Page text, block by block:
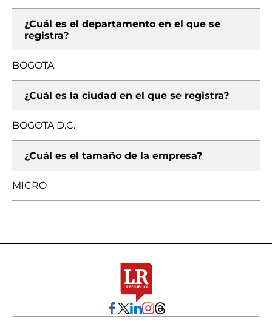
¿Cuál es el departamento en el que se
registra?
BOGOTA
¿Cuál es la ciudad en el que se registra?
BOGOTA D.C.
¿Cuál es el tamaño de la empresa?
MICRO